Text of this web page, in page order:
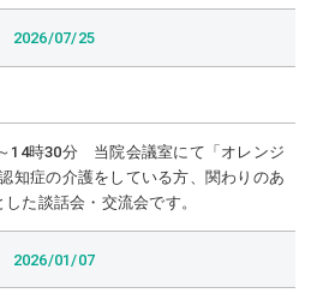
2026/07/25
14時30分 当院会議室にて「オレンジ
知症の介護をしている方、関わりのあ
た談話会・交流会です。
2026/01/07